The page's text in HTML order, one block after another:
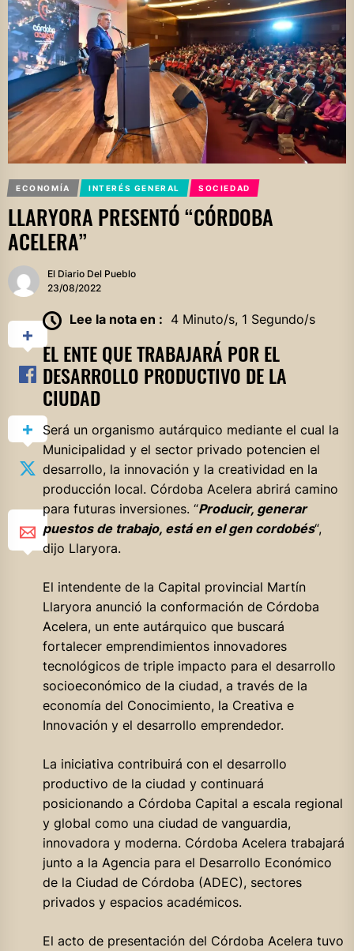
ECONOMÍA INTERÉS GENERAL SOCIEDAD
LLARYORA PRESENTÓ “CÓRDOBA
ACELERA”
El Diario Del Pueblo
23/08/2022
Lee la nota en : 4 Minuto/s, 1 Segundo/s
EL ENTE QUE TRABAJARÁ POR EL
DESARROLLO PRODUCTIVO DE LA
CIUDAD
Será un organismo autárquico mediante el cual la
Municipalidad y el sector privado potencien el
desarrollo, la innovación y la creatividad en la
producción local. Córdoba Acelera abrirá camino
para futuras inversiones. “Producir, generar
puestos de trabajo, está en el gen cordobés“,
dijo Llaryora.
El intendente de la Capital provincial Martín
Llaryora anunció la conformación de Córdoba
Acelera, un ente autárquico que buscará
fortalecer emprendimientos innovadores
tecnológicos de triple impacto para el desarrollo
socioeconómico de la ciudad, a través de la
economía del Conocimiento, la Creativa e
Innovación y el desarrollo emprendedor.
La iniciativa contribuirá con el desarrollo
productivo de la ciudad y continuará
posicionando a Córdoba Capital a escala regional
y global como una ciudad de vanguardia,
innovadora y moderna. Córdoba Acelera trabajará
junto a la Agencia para el Desarrollo Económico
de la Ciudad de Córdoba (ADEC), sectores
privados y espacios académicos.
El acto de presentación del Córdoba Acelera tuvo